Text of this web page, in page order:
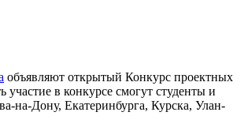
объявляют открытый Конкурс проектных
в конкурсе смогут студенты и
на-Дону, Екатеринбурга, Курска, Улан-